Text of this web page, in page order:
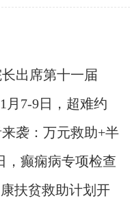
痫难题！号源紧急
出席第十一届
立20周年庆典
月7-9日，超难约
家团共抗癫痫，速
袭：万元救助+半
诊，符合条件者速
，癫痫病专项检查
高达万元补贴，
扶贫救助计划开